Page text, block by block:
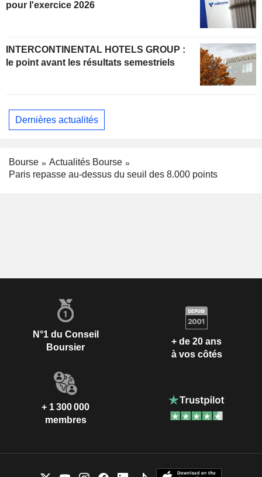
pour l'exercice 2026
INTERCONTINENTAL HOTELS GROUP :
le point avant les résultats semestriels
Dernières actualités
Bourse
Actualités Bourse
Paris repasse au-dessus du seuil des 8.000 points
N°1 du Conseil
Boursier
+ de 20 ans
à vos côtés
+ 1 300 000
membres